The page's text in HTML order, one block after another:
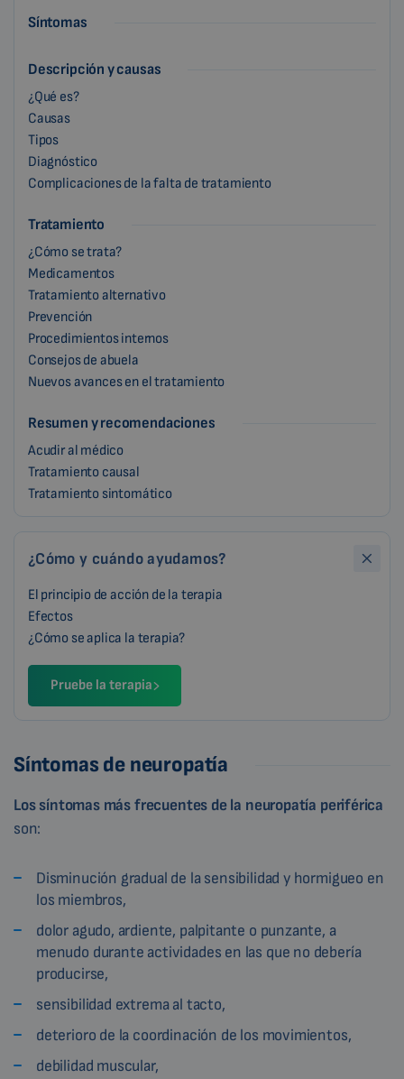
Síntomas
Descripción y causas
¿Qué es?
Causas
Tipos
Diagnóstico
Complicaciones de la falta de tratamiento
Tratamiento
¿Cómo se trata?
Medicamentos
Tratamiento alternativo
Prevención
Procedimientos internos
Consejos de abuela
Nuevos avances en el tratamiento
Resumen y recomendaciones
Acudir al médico
Tratamiento causal
Tratamiento sintomático
¿Cómo y cuándo ayudamos?
El principio de acción de la terapia
Efectos
¿Cómo se aplica la terapia?
Pruebe la terapia
Síntomas de neuropatía
Los síntomas más frecuentes de la neuropatía periférica
son:
Disminución gradual de la sensibilidad y hormigueo en
los miembros,
dolor agudo, ardiente, palpitante o punzante, a
menudo durante actividades en las que no debería
producirse,
sensibilidad extrema al tacto,
deterioro de la coordinación de los movimientos,
debilidad muscular,